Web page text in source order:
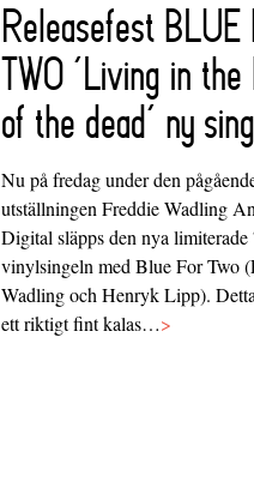
Releasefest BLUE
TWO ‘Living in the
of the dead’ ny
Nu på fredag under den
utställningen Freddie Wadling
Digital släpps den nya limiterade
vinylsingeln med Blue For Two
Wadling och Henryk Lipp).
ett riktigt fint kalas…>